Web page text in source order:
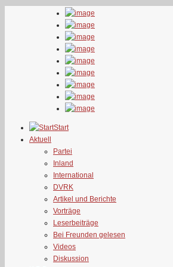
Start
Aktuell
Partei
Inland
International
DVRK
Artikel und Berichte
Vorträge
Leserbeiträge
Bei Freunden gelesen
Videos
Diskussion